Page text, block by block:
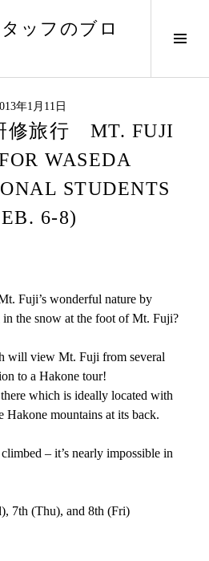
ッフのブロ
サ
ド
年1月11日
修旅行 MT. FUJI
WASEDA
STUDENTS
6-8)
Fuji’s wonderful nature by
the snow at the foot of Mt. Fuji?
will view Mt. Fuji from several
to a Hakone tour!
which is ideally located with
mountains at its back.
– it’s nearly impossible in
7th (Thu), and 8th (Fri)